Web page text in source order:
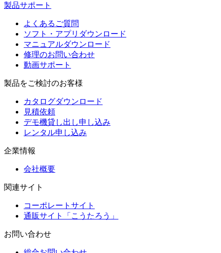
製品サポート
よくあるご質問
ソフト・アプリダウンロード
マニュアルダウンロード
修理のお問い合わせ
動画サポート
製品をご検討のお客様
カタログダウンロード
見積依頼
デモ機貸し出し申し込み
レンタル申し込み
企業情報
会社概要
関連サイト
コーポレートサイト
通販サイト「こうたろう」
お問い合わせ